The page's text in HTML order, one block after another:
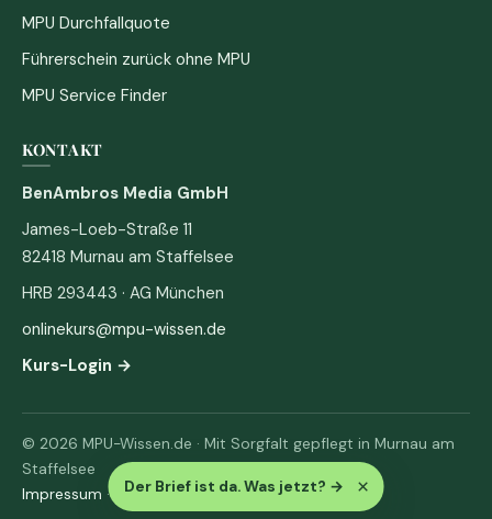
Der Brief ist da. Was jetzt? → ×
MPU Durchfallquote
Führerschein zurück ohne MPU
MPU Service Finder
KONTAKT
BenAmbros Media GmbH
James-Loeb-Straße 11
82418 Murnau am Staffelsee
HRB 293443 · AG München
onlinekurs@mpu-wissen.de
Kurs-Login →
© 2026 MPU-Wissen.de · Mit Sorgfalt gepflegt in Murnau am
Staffelsee
Impressum · Datenschutz & AGB